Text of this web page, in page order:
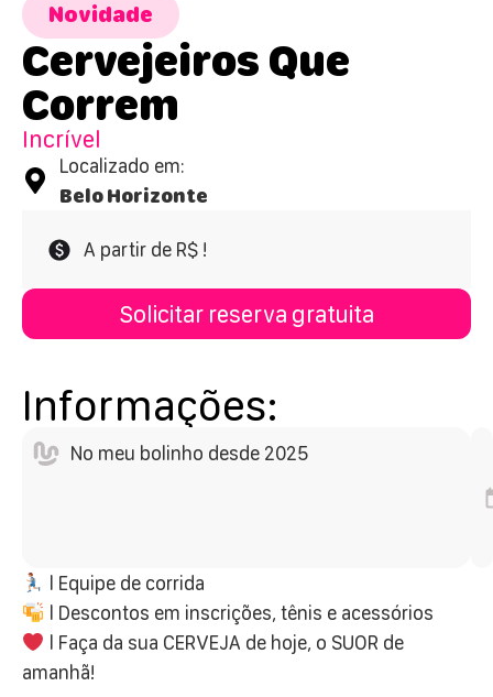
Novidade
Cervejeiros Que
Correm
Incrível
Localizado em:
Belo Horizonte
A partir de R$ !
Solicitar reserva gratuita
Informações:
No meu bolinho desde 2025
l Equipe de corrida
l Descontos em inscrições, tênis e acessórios
l Faça da sua CERVEJA de hoje, o SUOR de
amanhã!